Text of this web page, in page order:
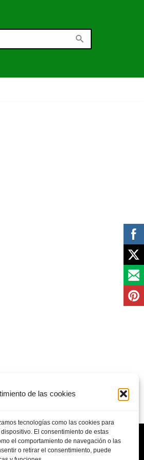
de las cookies
tecnologías como las cookies para
El consentimiento de estas
el comportamiento de navegación o las
o retirar el consentimiento, puede